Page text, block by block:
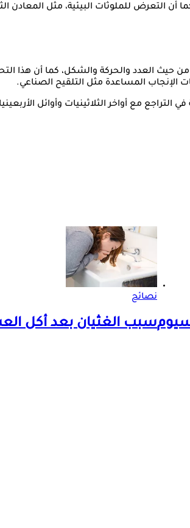
التعرض للملوثات البيئية، مثل المعادن
من حيث العدد والحركة والشكل، كما أن
الإنجاب المساعدة مثل التلقيح الصناعي.
التراجع مع أواخر الثلاثينيات وأوائل
نصائح
سبب الغثيان بعد أكل